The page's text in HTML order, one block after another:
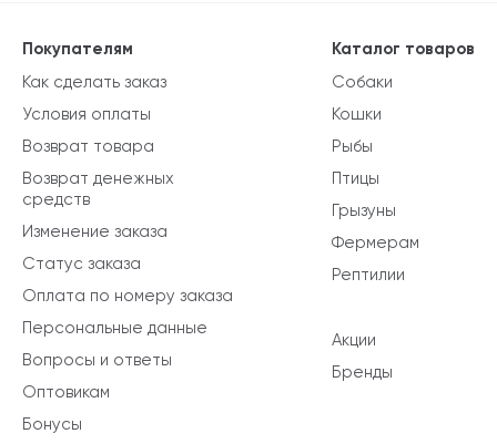
Каталог товаров
Собаки
Кошки
Рыбы
Птицы
Грызуны
Фермерам
Рептилии
Акции
Бренды
Покупателям
Как сделать заказ
Условия оплаты
Возврат товара
Возврат денежных
средств
Изменение заказа
Статус заказа
Оплата по номеру заказа
Персональные данные
Вопросы и ответы
Оптовикам
Бонусы